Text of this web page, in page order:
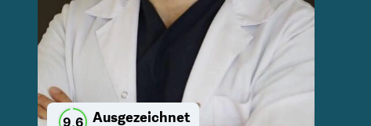
9,6 Ausgezeichnet